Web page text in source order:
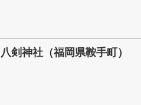
八剣神社（福岡県鞍手町）